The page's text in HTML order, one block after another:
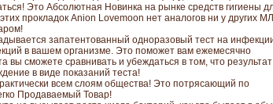
Это Абсолютная Новинка на рынке средств гигиены
прокладок Anion Lovemoon нет аналогов ни у других
запатентованный одноразовый тест на
в вашем организме. Это поможет вам ежемесячно
сможете сравнивать и убеждаться в том, что результат
в виде показаний теста!
всем слоям общества! Это потрясающий по
Продаваемый Товар!